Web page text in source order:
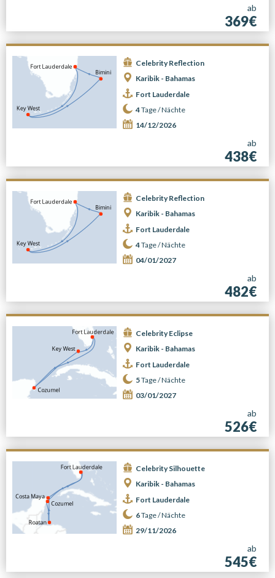
ab
369€
Celebrity Reflection
Karibik - Bahamas
Fort Lauderdale
4Tage /Nächte
14/12/2026
ab
438€
Celebrity Reflection
Karibik - Bahamas
Fort Lauderdale
4Tage /Nächte
04/01/2027
ab
482€
Celebrity Eclipse
Karibik - Bahamas
Fort Lauderdale
5Tage /Nächte
03/01/2027
ab
526€
Celebrity Silhouette
Karibik - Bahamas
Fort Lauderdale
6Tage /Nächte
29/11/2026
ab
545€